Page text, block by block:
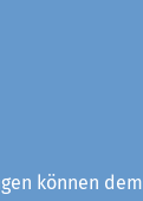
können